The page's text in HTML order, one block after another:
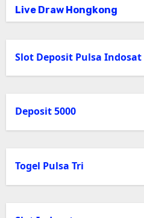
Live Draw Hongkong
Slot Deposit Pulsa Indosat
Deposit 5000
Togel Pulsa Tri